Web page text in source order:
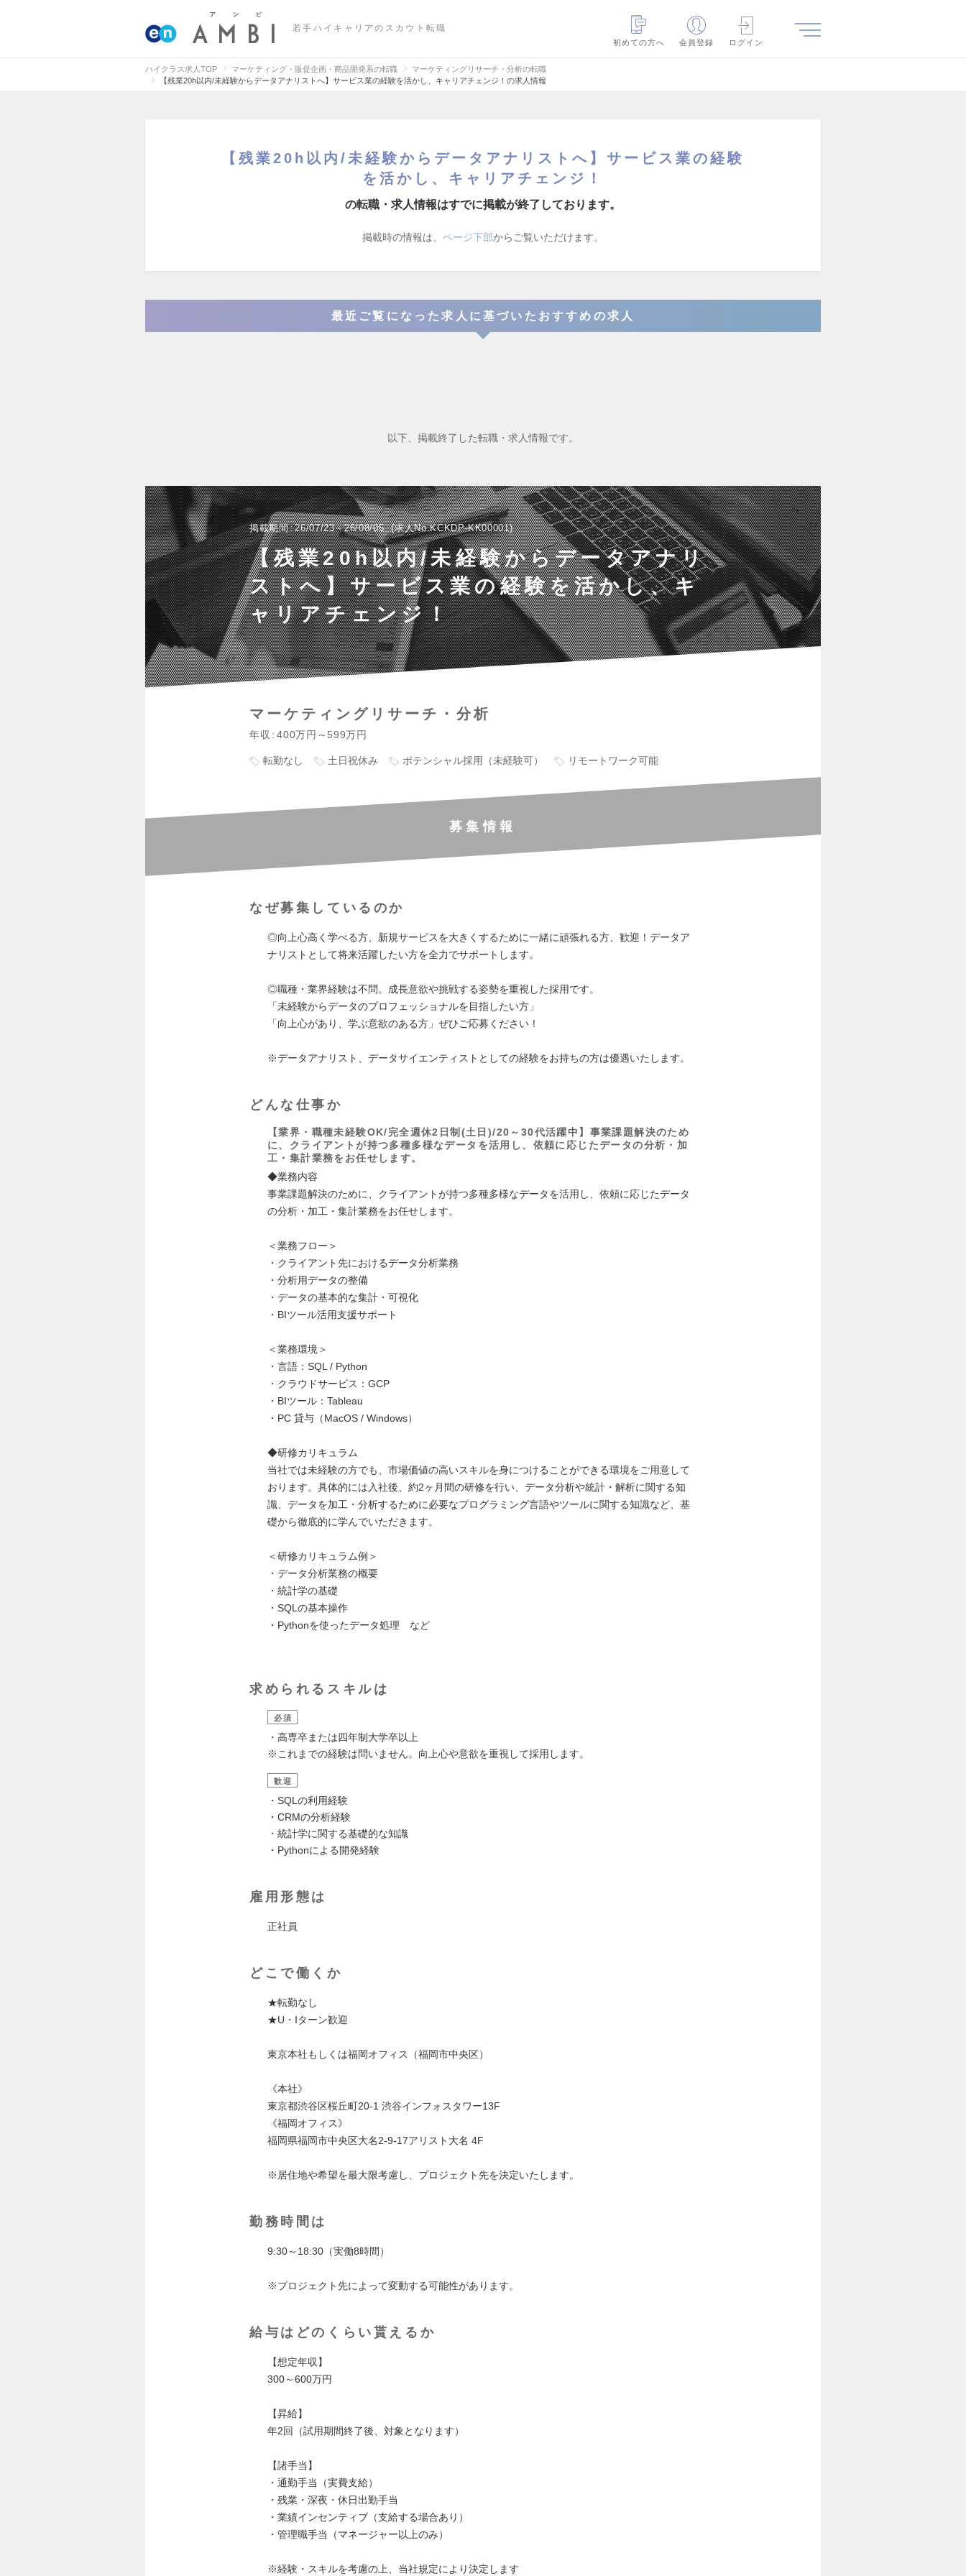
若手ハイキャリアのスカウト転職
初めての方へ
会員登録 ログイン
ハイクラス求人TOP マーケティング・販促企画・商品開発系の転職
マーケティングリサーチ・分析の転職
【残業20h以内/未経験からデータアナリストへ】サービス業の経験を活かし、キャリアチェンジ！の求人情報
【残業20h以内/未経験からデータアナリストへ】サービス業の経験
を活かし、キャリアチェンジ！
の転職・求人情報はすでに掲載が終了しております。
掲載時の情報は、 ページ下部からご覧いただけます。
最近ご覧になった求人に基づいたおすすめの求人
以下、掲載終了した転職・求人情報です。
掲載期間 26/07/23～26/08/05 求人No.KCKDP-KK00001
【残業20h以内/未経験からデータアナリ
ストへ】サービス業の経験を活かし、キ
ャリアチェンジ！
マーケティングリサーチ・分析
年収 400万円～599万円
転勤なし 土日祝休み ポテンシャル採用（未経験可） リモートワーク可能
募集情報
なぜ募集しているのか
◎向上心高く学べる方、新規サービスを大きくするために一緒に頑張れる方、歓迎！データア
ナリストとして将来活躍したい方を全力でサポートします。
◎職種・業界経験は不問。成長意欲や挑戦する姿勢を重視した採用です。
「未経験からデータのプロフェッショナルを目指したい方」
「向上心があり、学ぶ意欲のある方」ぜひご応募ください！
※データアナリスト、データサイエンティストとしての経験をお持ちの方は優遇いたします。
どんな仕事か
【業界・職種未経験OK/完全週休2日制(土日)/20～30代活躍中】事業課題解決のため
に、クライアントが持つ多種多様なデータを活⽤し、依頼に応じたデータの分析・加
工・集計業務をお任せします。
◆業務内容
事業課題解決のために、クライアントが持つ多種多様なデータを活⽤し、依頼に応じたデータ
の分析・加工・集計業務をお任せします。
＜業務フロー＞
・クライアント先におけるデータ分析業務
・分析用データの整備
・データの基本的な集計・可視化
・BIツール活用支援サポート
＜業務環境＞
・言語：SQL / Python
・クラウドサービス：GCP
・BIツール：Tableau
・PC 貸与（MacOS / Windows）
◆研修カリキュラム
当社では未経験の方でも、市場価値の高いスキルを身につけることができる環境をご用意して
おります。具体的には入社後、約2ヶ月間の研修を行い、データ分析や統計・解析に関する知
識、データを加工・分析するために必要なプログラミング言語やツールに関する知識など、基
礎から徹底的に学んでいただきます。
＜研修カリキュラム例＞
・データ分析業務の概要
・統計学の基礎
・SQLの基本操作
・Pythonを使ったデータ処理 など
求められるスキルは
必須
・高専卒または四年制大学卒以上
※これまでの経験は問いません。向上心や意欲を重視して採用します。
歓迎
・SQLの利用経験
・CRMの分析経験
・統計学に関する基礎的な知識
・Pythonによる開発経験
雇用形態は
正社員
どこで働くか
★転勤なし
★U・Iターン歓迎
東京本社もしくは福岡オフィス（福岡市中央区）
《本社》
東京都渋谷区桜丘町20-1 渋谷インフォスタワー13F
《福岡オフィス》
福岡県福岡市中央区大名2-9-17アリスト大名 4F
※居住地や希望を最大限考慮し、プロジェクト先を決定いたします。
勤務時間は
9:30～18:30（実働8時間）
※プロジェクト先によって変動する可能性があります。
給与はどのくらい貰えるか
【想定年収】
300～600万円
【昇給】
年2回（試用期間終了後、対象となります）
【諸手当】
・通勤手当（実費支給）
・残業・深夜・休日出勤手当
・業績インセンティブ（支給する場合あり）
・管理職手当（マネージャー以上のみ）
※経験・スキルを考慮の上、当社規定により決定します